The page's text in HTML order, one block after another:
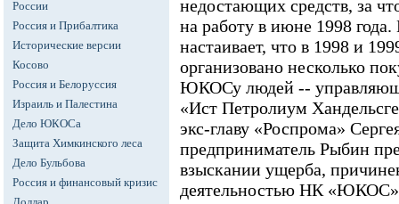
России
Россия и Прибалтика
Исторические версии
Косово
Россия и Белоруссия
Израиль и Палестина
Дело ЮКОСа
Защита Химкинского леса
Дело Бульбова
Россия и финансовый кризис
недостающих средств, за
на работу в июне 1998 года.
настаивает, что в 1998 и
организовано несколько
ЮКОСу людей --
«Ист Петролиум
экс-главу «Роспрома»
предприниматель Рыбин
взыскании ущерба,
деятельностью НК